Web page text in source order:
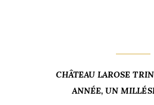
CHÂTEAU LAROSE
ANNÉE, UN